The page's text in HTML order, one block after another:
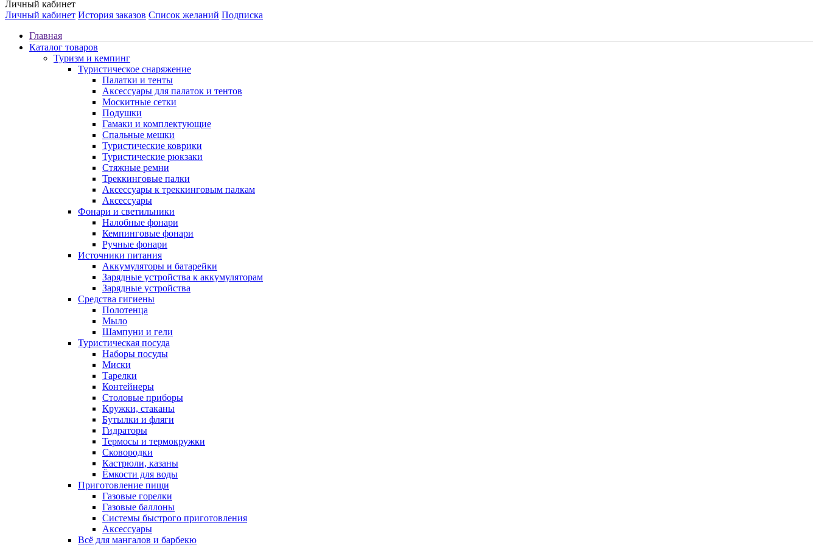
Личный кабинет
Личный кабинет История заказов Список желаний Подписка
Главная
Каталог товаров
Туризм и кемпинг
Туристическое снаряжение
Палатки и тенты
Аксессуары для палаток и тентов
Москитные сетки
Подушки
Гамаки и комплектующие
Спальные мешки
Туристические коврики
Туристические рюкзаки
Стяжные ремни
Треккинговые палки
Аксессуары к треккинговым палкам
Аксессуары
Фонари и светильники
Налобные фонари
Кемпинговые фонари
Ручные фонари
Источники питания
Аккумуляторы и батарейки
Зарядные устройства к аккумуляторам
Зарядные устройства
Средства гигиены
Полотенца
Мыло
Шампуни и гели
Туристическая посуда
Наборы посуды
Миски
Тарелки
Контейнеры
Столовые приборы
Кружки, стаканы
Бутылки и фляги
Гидраторы
Термосы и термокружки
Сковородки
Кастрюли, казаны
Ёмкости для воды
Приготовление пищи
Газовые горелки
Газовые баллоны
Системы быстрого приготовления
Аксессуары
Всё для мангалов и барбекю